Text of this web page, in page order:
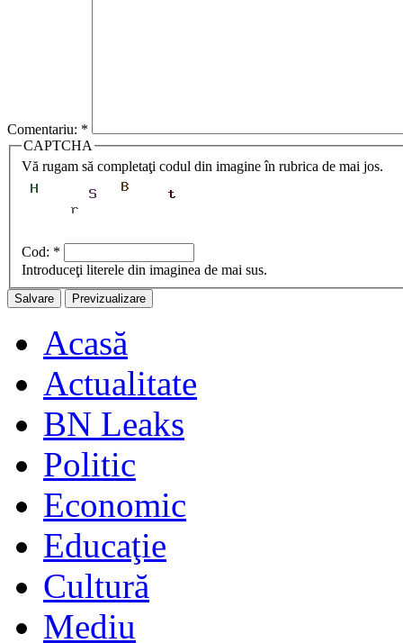
Comentariu: *
CAPTCHA
Vă rugam să completaţi codul din imagine în rubrica de mai jos.
Cod: *
Introduceţi literele din imaginea de mai sus.
Acasă
Actualitate
BN Leaks
Politic
Economic
Educaţie
Cultură
Mediu